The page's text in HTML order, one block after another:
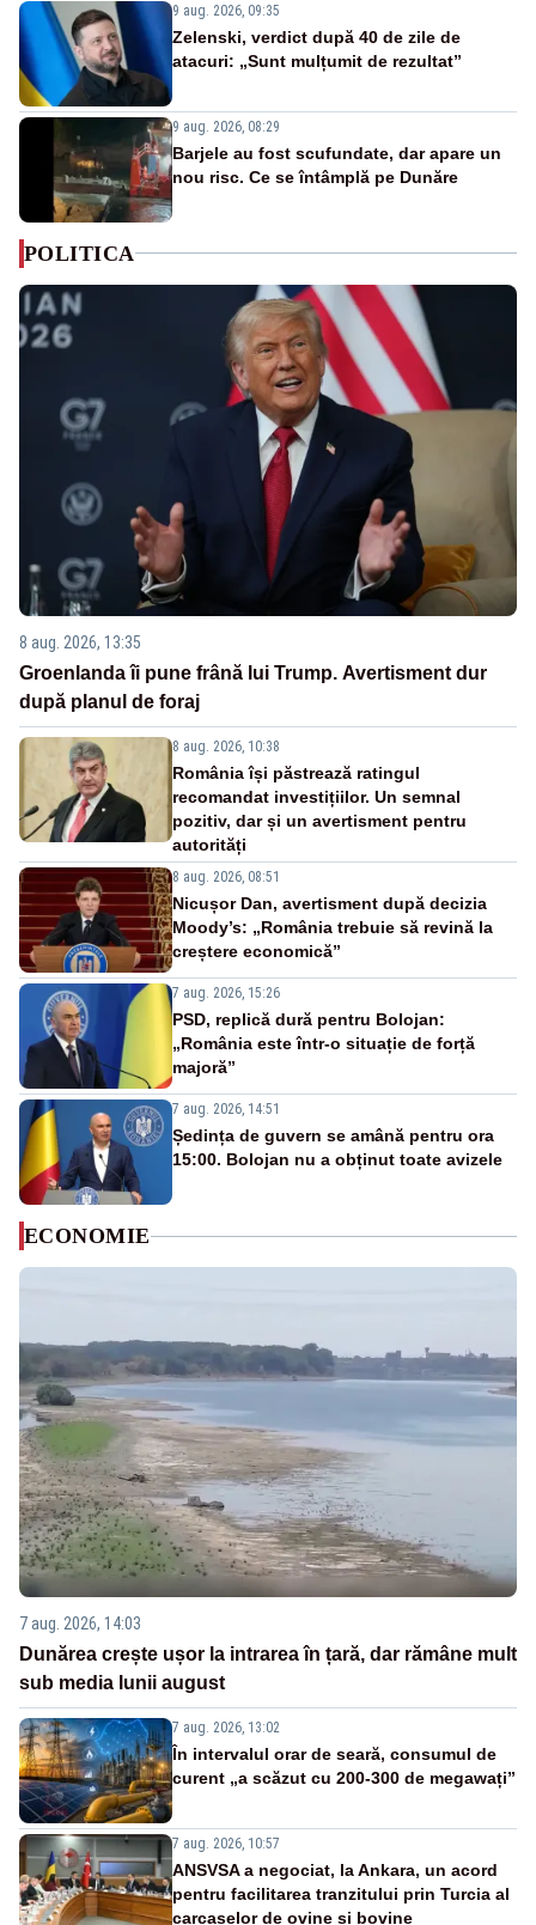
9 aug. 2026, 09:35
Zelenski, verdict după 40 de zile de
atacuri: „Sunt mulțumit de rezultat”
9 aug. 2026, 08:29
Barjele au fost scufundate, dar apare un
nou risc. Ce se întâmplă pe Dunăre
POLITICA
8 aug. 2026, 13:35
Groenlanda îi pune frână lui Trump. Avertisment dur
după planul de foraj
8 aug. 2026, 10:38
România își păstrează ratingul
recomandat investițiilor. Un semnal
pozitiv, dar și un avertisment pentru
autorități
8 aug. 2026, 08:51
Nicușor Dan, avertisment după decizia
Moody’s: „România trebuie să revină la
creștere economică”
7 aug. 2026, 15:26
PSD, replică dură pentru Bolojan:
„România este într-o situație de forță
majoră”
7 aug. 2026, 14:51
Ședința de guvern se amână pentru ora
15:00. Bolojan nu a obținut toate avizele
ECONOMIE
7 aug. 2026, 14:03
Dunărea crește ușor la intrarea în țară, dar rămâne mult
sub media lunii august
7 aug. 2026, 13:02
În intervalul orar de seară, consumul de
curent „a scăzut cu 200-300 de megawați”
7 aug. 2026, 10:57
ANSVSA a negociat, la Ankara, un acord
pentru facilitarea tranzitului prin Turcia al
carcaselor de ovine și bovine